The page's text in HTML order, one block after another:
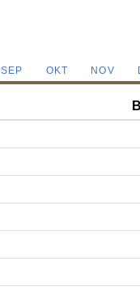
SEP OKT NOV